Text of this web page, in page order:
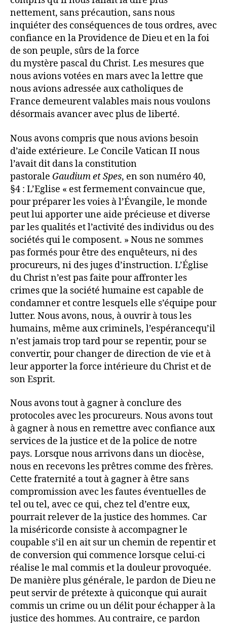
nettement, sans précaution, sans nous
inquiéter des conséquences de tous ordres, avec
confiance en la Providence de Dieu et en la foi
de son peuple, sûrs de la force
du mystère pascal du Christ. Les mesures que
nous avions votées en mars avec la lettre que
nous avions adressée aux catholiques de
France demeurent valables mais nous voulons
désormais avancer avec plus de liberté.
Nous avons compris que nous avions besoin
d’aide extérieure. Le Concile Vatican II nous
l’avait dit dans la constitution
pastorale Gaudium et Spes, en son numéro 40,
§4 : L’Eglise « est fermement convaincue que,
pour préparer les voies à l’Évangile, le monde
peut lui apporter une aide précieuse et diverse
par les qualités et l’activité des individus ou des
sociétés qui le composent. » Nous ne sommes
pas formés pour être des enquêteurs, ni des
procureurs, ni des juges d’instruction. L’Église
du Christ n’est pas faite pour affronter les
crimes que la société humaine est capable de
condamner et contre lesquels elle s’équipe pour
lutter. Nous avons, nous, à ouvrir à tous les
humains, même aux criminels, l’espérancequ’il
n’est jamais trop tard pour se repentir, pour se
convertir, pour changer de direction de vie et à
leur apporter la force intérieure du Christ et de
son Esprit.
Nous avons tout à gagner à conclure des
protocoles avec les procureurs. Nous avons tout
à gagner à nous en remettre avec confiance aux
services de la justice et de la police de notre
pays. Lorsque nous arrivons dans un diocèse,
nous en recevons les prêtres comme des frères.
Cette fraternité a tout à gagner à être sans
compromission avec les fautes éventuelles de
tel ou tel, avec ce qui, chez tel d’entre eux,
pourrait relever de la justice des hommes. Car
la miséricorde consiste à accompagner le
coupable s’il en ait sur un chemin de repentir et
de conversion qui commence lorsque celui-ci
réalise le mal commis et la douleur provoquée.
De manière plus générale, le pardon de Dieu ne
peut servir de prétexte à quiconque qui aurait
commis un crime ou un délit pour échapper à la
justice des hommes. Au contraire, ce pardon